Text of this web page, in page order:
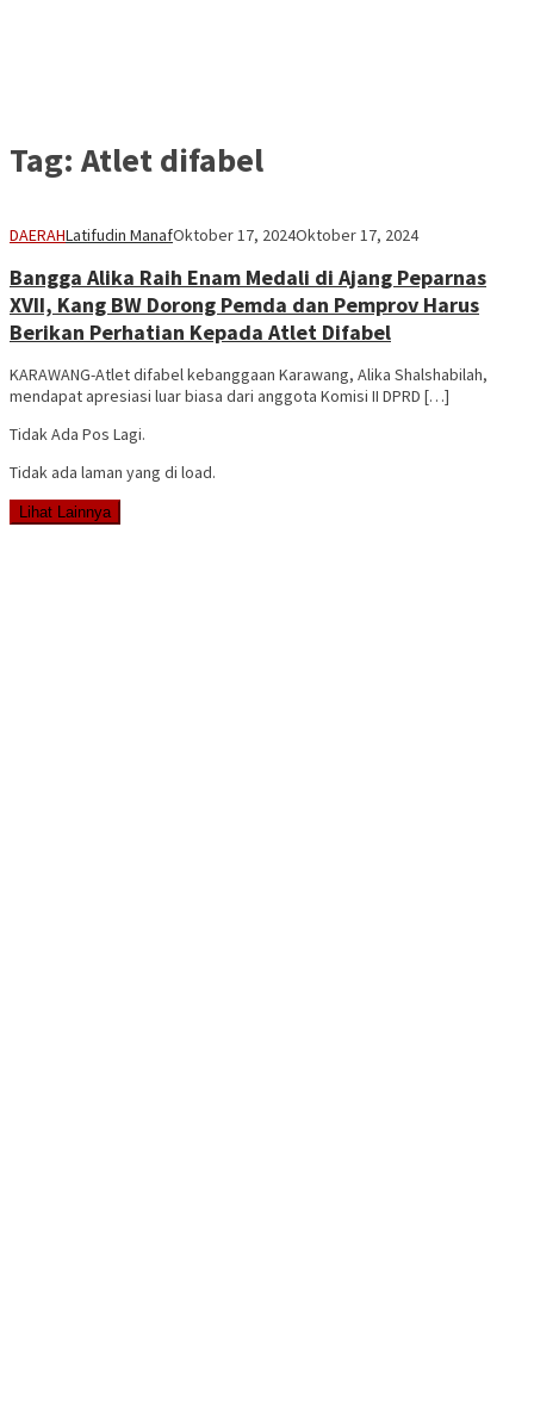
Tag: Atlet difabel
DAERAHLatifudin ManafOktober 17, 2024Oktober 17, 2024
Bangga Alika Raih Enam Medali di Ajang Peparnas
XVII, Kang BW Dorong Pemda dan Pemprov Harus
Berikan Perhatian Kepada Atlet Difabel
KARAWANG-Atlet difabel kebanggaan Karawang, Alika Shalshabilah,
mendapat apresiasi luar biasa dari anggota Komisi II DPRD […]
Tidak Ada Pos Lagi.
Tidak ada laman yang di load.
Lihat Lainnya